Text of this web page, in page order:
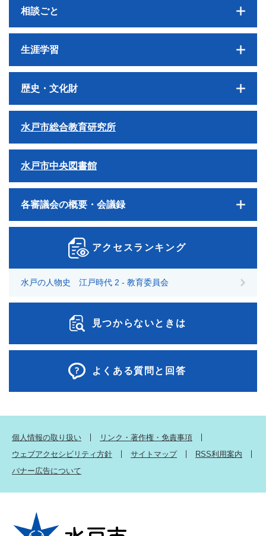
相談ごと
生涯学習
歴史・文化財
水戸市総合教育研究所
水戸市中央図書館
各審議会の概要・会議録
アクセスランキング
水戸の人物史 江戸時代 2 - 教育委員会
見つからないときは
よくある質問と回答
個人情報の取り扱い
リンク・著作権・免責事項
ウェブアクセシビリティ方針
サイトマップ
RSS利用案内
バナー広告について